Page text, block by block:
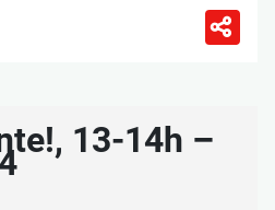
13-14h –